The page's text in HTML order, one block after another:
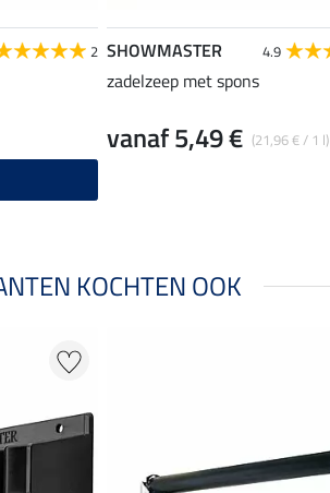
2 SHOWMASTER 4.9
zadelzeep met spons
(21,96 € / 1 l)
vanaf 5,49 €
KOCHTEN OOK